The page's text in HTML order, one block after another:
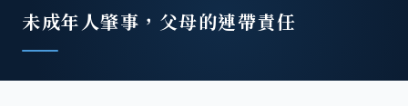
未成年人肇事，父母的連帶責任